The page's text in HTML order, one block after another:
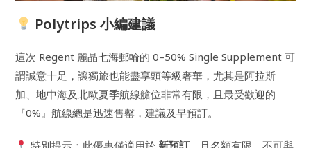
Polytrips 小編建議
這次 Regent 麗晶七海郵輪的 0–50% Single Supplement 可
謂誠意十足，讓獨旅也能盡享頭等級奢華，尤其是阿拉斯
加、地中海及北歐夏季航線艙位非常有限，且最受歡迎的
『0%』航線總是迅速售罄，建議及早預訂。